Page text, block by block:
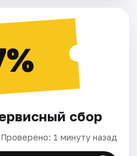
сбор
Проверено: 1 минуту назад